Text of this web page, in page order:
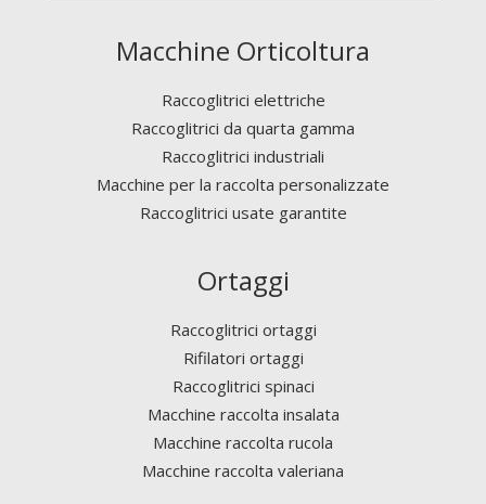
Macchine Orticoltura
Raccoglitrici elettriche
Raccoglitrici da quarta gamma
Raccoglitrici industriali
Macchine per la raccolta personalizzate
Raccoglitrici usate garantite
Ortaggi
Raccoglitrici ortaggi
Rifilatori ortaggi
Raccoglitrici spinaci
Macchine raccolta insalata
Macchine raccolta rucola
Macchine raccolta valeriana